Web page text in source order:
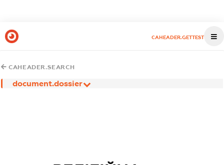
CAHEADER.GETTEST
CAHEADER.SEARCH
document.dossier